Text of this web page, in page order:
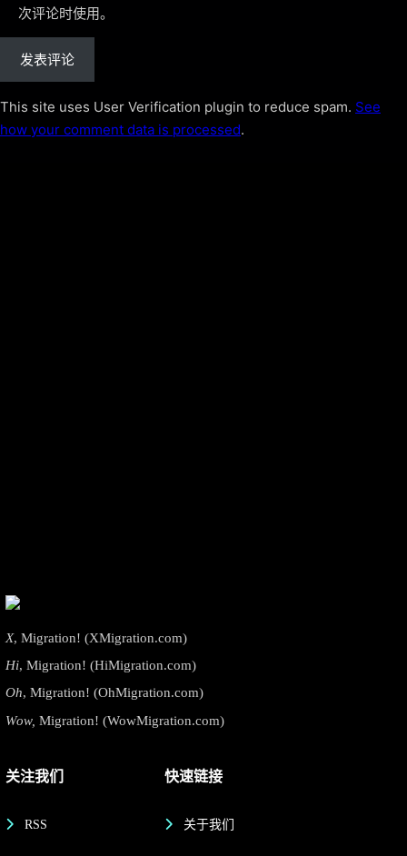
次评论时使用。
This site uses User Verification plugin to reduce spam. See
how your comment data is processed.
X, Migration! (XMigration.com)
Hi, Migration! (HiMigration.com)
Oh, Migration! (OhMigration.com)
Wow, Migration! (WowMigration.com)
关注我们
RSS
快速链接
关于我们